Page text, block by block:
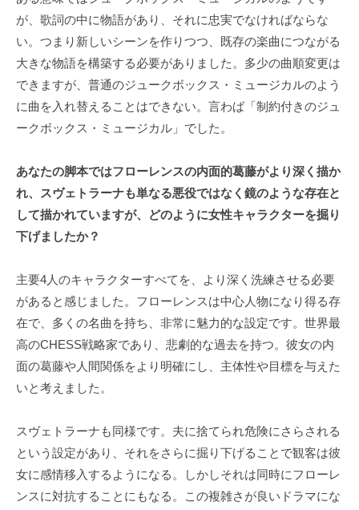
が、歌詞の中に物語があり、それに忠実でなければならな
い。つまり新しいシーンを作りつつ、既存の楽曲につながる
大きな物語を構築する必要がありました。多少の曲順変更は
できますが、普通のジュークボックス・ミュージカルのよう
に曲を入れ替えることはできない。言わば「制約付きのジュ
ークボックス・ミュージカル」でした。
あなたの脚本ではフローレンスの内面的葛藤がより深く描か
れ、スヴェトラーナも単なる悪役ではなく鏡のような存在と
して描かれていますが、どのように女性キャラクターを掘り
下げましたか？
主要4人のキャラクターすべてを、より深く洗練させる必要
があると感じました。フローレンスは中心人物になり得る存
在で、多くの名曲を持ち、非常に魅力的な設定です。世界最
高のCHESS戦略家であり、悲劇的な過去を持つ。彼女の内
面の葛藤や人間関係をより明確にし、主体性や目標を与えた
いと考えました。
スヴェトラーナも同様です。夫に捨てられ危険にさらされる
という設定があり、それをさらに掘り下げることで観客は彼
女に感情移入するようになる。しかしそれは同時にフローレ
ンスに対抗することにもなる。この複雑さが良いドラマにな